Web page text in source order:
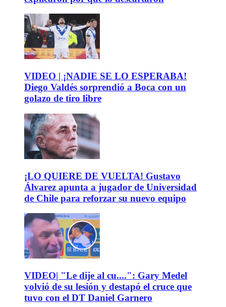
VIDEO | ¡NADIE SE LO ESPERABA!
Diego Valdés sorprendió a Boca con un
golazo de tiro libre
¡LO QUIERE DE VUELTA! Gustavo
Álvarez apunta a jugador de Universidad
de Chile para reforzar su nuevo equipo
VIDEO| "Le dije al cu....": Gary Medel
volvió de su lesión y destapó el cruce que
tuvo con el DT Daniel Garnero